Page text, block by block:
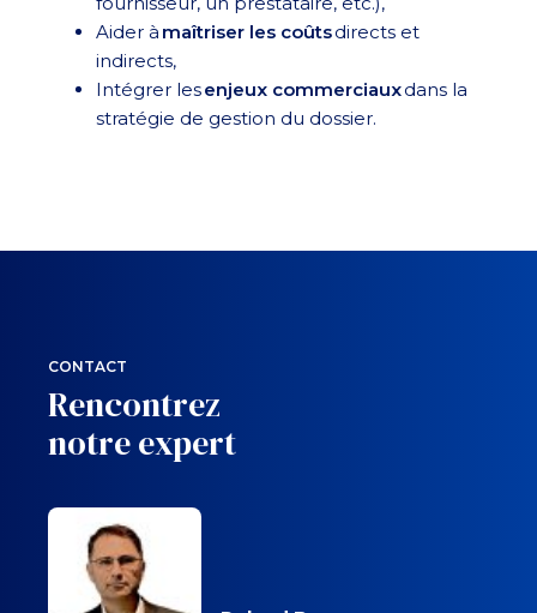
Aider à maîtriser les coûtsdirects et
indirects,
Intégrer lesenjeux commerciauxdans la
stratégie de gestion du dossier.
CONTACT
Rencontrez
notre expert